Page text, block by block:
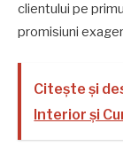
clientului pe
promisiuni
Citește și
Interior și